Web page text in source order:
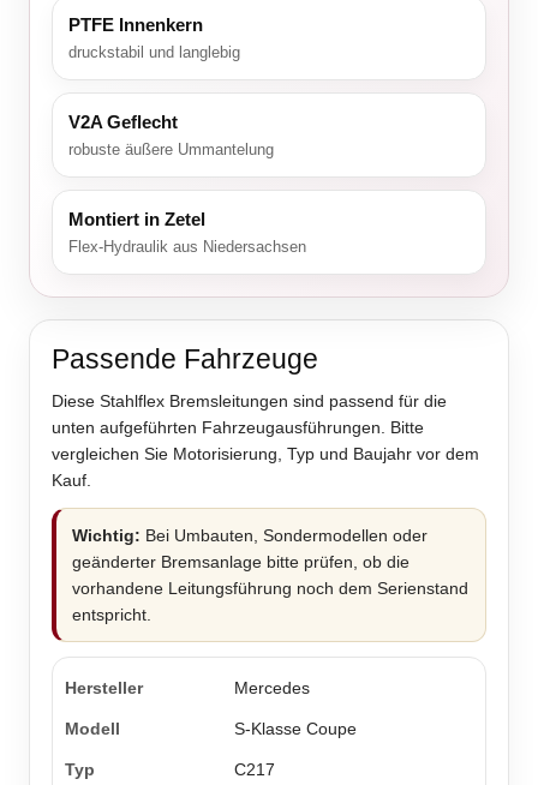
PTFE Innenkern
druckstabil und langlebig
V2A Geflecht
robuste äußere Ummantelung
Montiert in Zetel
Flex-Hydraulik aus Niedersachsen
Passende Fahrzeuge
Diese Stahlflex Bremsleitungen sind passend für die
unten aufgeführten Fahrzeugausführungen. Bitte
vergleichen Sie Motorisierung, Typ und Baujahr vor dem
Kauf.
Wichtig: Bei Umbauten, Sondermodellen oder
geänderter Bremsanlage bitte prüfen, ob die
vorhandene Leitungsführung noch dem Serienstand
entspricht.
Mercedes
S-Klasse Coupe
C217